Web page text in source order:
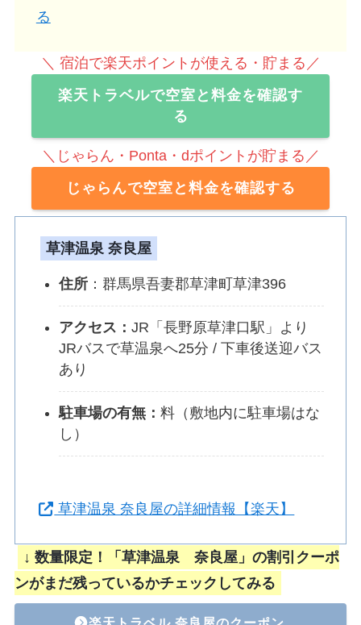
る
＼ 宿泊で楽天ポイントが使える・貯まる／
楽天トラベルで空室と料金を確認す
る
＼じゃらん・Ponta・dポイントが貯まる／
じゃらんで空室と料金を確認する
草津温泉 奈良屋
住所：群馬県吾妻郡草津町草津396
アクセス： JR「長野原草津口駅」より
JRバスで草温泉へ25分 / 下車後送迎バス
あり
駐車場の有無： 料（敷地内に駐車場はな
し）
草津温泉 奈良屋の詳細情報【楽天】
↓ 数量限定！「草津温泉 奈良屋」の割引クーポ
ンがまだ残っているかチェックしてみる